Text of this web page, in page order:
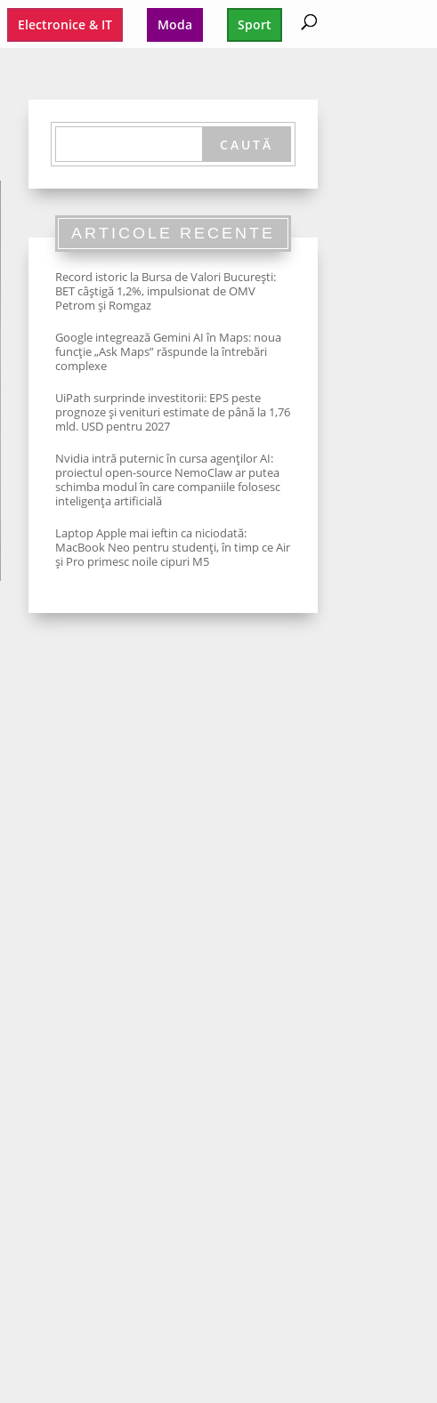
Electronice & IT Moda Sport
ARTICOLE RECENTE
Record istoric la Bursa de Valori București:
BET câștigă 1,2%, impulsionat de OMV
Petrom și Romgaz
Google integrează Gemini AI în Maps: noua
funcție „Ask Maps” răspunde la întrebări
complexe
UiPath surprinde investitorii: EPS peste
prognoze și venituri estimate de până la 1,76
mld. USD pentru 2027
Nvidia intră puternic în cursa agenților AI:
proiectul open-source NemoClaw ar putea
schimba modul în care companiile folosesc
inteligența artificială
Laptop Apple mai ieftin ca niciodată:
MacBook Neo pentru studenți, în timp ce Air
și Pro primesc noile cipuri M5